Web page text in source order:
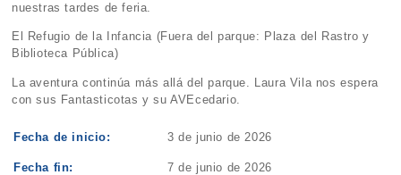
nuestras tardes de feria.
El Refugio de la Infancia (Fuera del parque: Plaza del Rastro y
Biblioteca Pública)
La aventura continúa más allá del parque. Laura Vila nos espera
con sus Fantasticotas y su AVEcedario.
Fecha de inicio: 3 de junio de 2026
Fecha fin: 7 de junio de 2026